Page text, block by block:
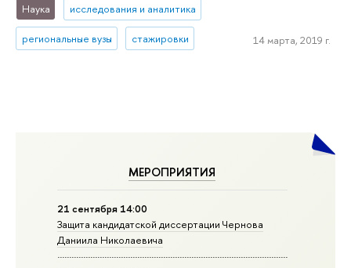
МЕРОПРИЯТИЯ
21 сентября 14:00
Защита кандидатской диссертации Чернова
Даниила Николаевича
Наука исследования и аналитика
региональные вузы стажировки 14 марта, 2019 г.